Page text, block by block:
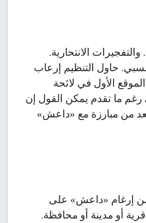
الانتحارية.
حاول التنظيم إرعاب
الأول في لائحة
رغم ما تقدم يمكن القول إن
من مبارزة مع «داعش»
من إرغام «داعش» على
أو مدينة أو محافظة.